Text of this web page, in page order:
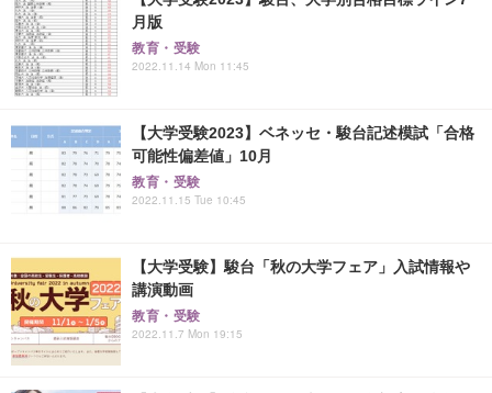
月版
教育・受験
2022.11.14 Mon 11:45
【大学受験2023】ベネッセ・駿台記述模試「合格
可能性偏差値」10月
教育・受験
2022.11.15 Tue 10:45
【大学受験】駿台「秋の大学フェア」入試情報や
講演動画
教育・受験
2022.11.7 Mon 19:15